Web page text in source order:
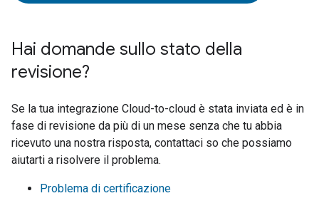
Hai domande sullo stato della
revisione?
Se la tua integrazione Cloud-to-cloud è stata inviata ed è in
fase di revisione da più di un mese senza che tu abbia
ricevuto una nostra risposta, contattaci so che possiamo
aiutarti a risolvere il problema.
Problema di certificazione